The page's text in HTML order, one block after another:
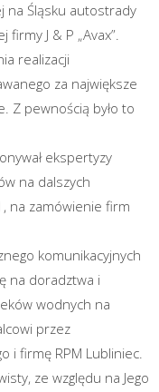
na Śląsku autostrady
J & P „Avax”.
realizacji
za największe
Z pewnością było to
ekspertyzy
na dalszych
na zamówienie firm
komunikacyjnych
na doradztwa i
wodnych na
przez
i firmę RPM Lubliniec.
ze względu na Jego